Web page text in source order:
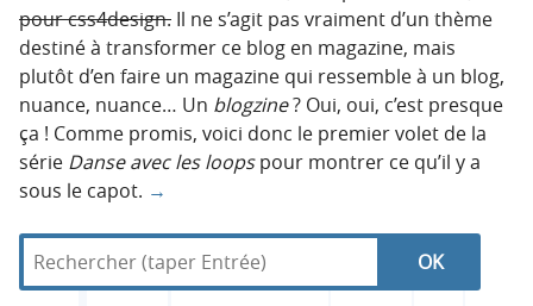
pour css4design. Il ne s’agit pas vraiment d’un thème
destiné à transformer ce blog en magazine, mais
plutôt d’en faire un magazine qui ressemble à un blog,
nuance, nuance… Un blogzine? Oui, oui, c’est presque
ça ! Comme promis, voici donc le premier volet de la
série Danse avec les loopspour montrer ce qu’il y a
sous le capot. →
N
R
R
d